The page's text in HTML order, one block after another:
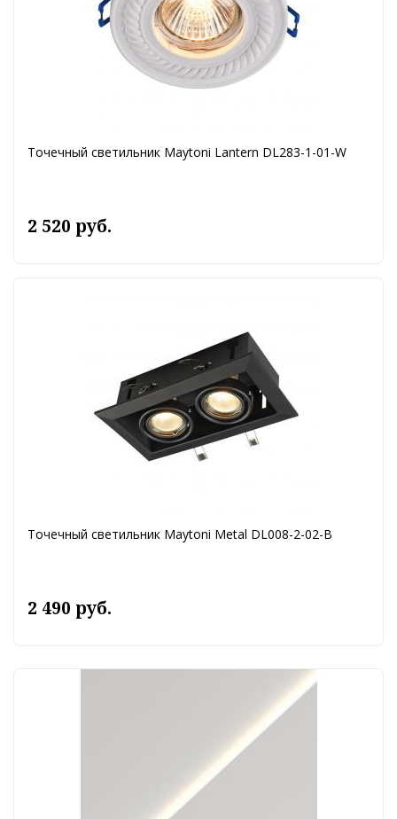
Точечный светильник Maytoni Lantern DL283-1-01-W
2 520 руб.
Точечный светильник Maytoni Metal DL008-2-02-B
2 490 руб.